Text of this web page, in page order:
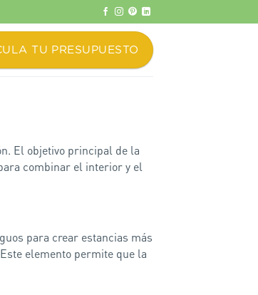
TU PRESUPUESTO
El objetivo principal de la
combinar el interior y el
para crear estancias más
elemento permite que la